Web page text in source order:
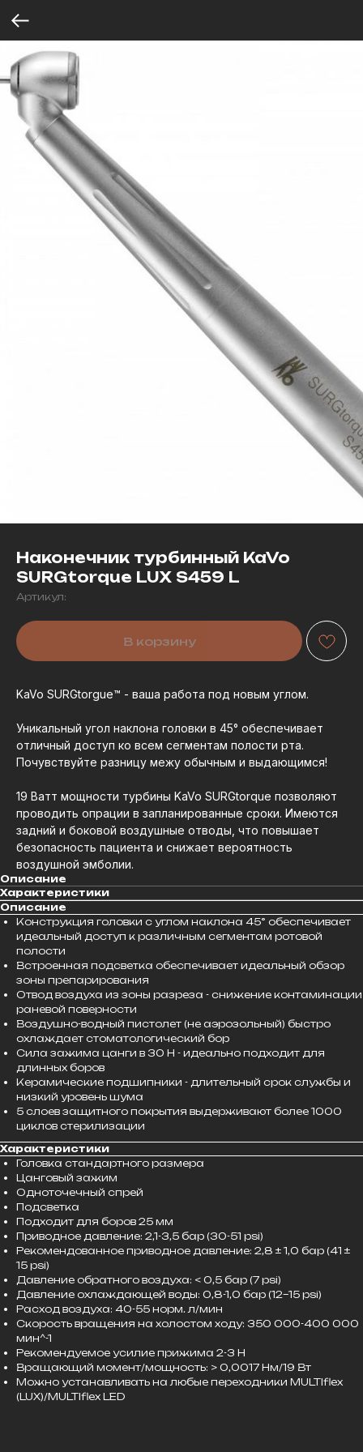
Наконечник турбинный KaVo
SURGtorque LUX S459 L
Артикул:
В корзину
KaVo SURGtorgue™ - ваша работа под новым углом.
Уникальный угол наклона головки в 45° обеспечивает
отличный доступ ко всем сегментам полости рта.
Почувствуйте разницу межу обычным и выдающимся!
19 Ватт мощности турбины KaVo SURGtorque позволяют
проводить опрации в запланированные сроки. Имеются
задний и боковой воздушные отводы, что повышает
безопасность пациента и снижает вероятность
воздушной эмболии.
Описание
Характеристики
Описание
Конструкция головки с углом наклона 45° обеспечивает
идеальный доступ к различным сегментам ротовой
полости
Встроенная подсветка обеспечивает идеальный обзор
зоны препарирования
Отвод воздуха из зоны разреза - снижение контаминации
раневой поверности
Воздушно-водный пистолет (не аэрозольный) быстро
охлаждает стоматологический бор
Сила зажима цанги в 30 Н - идеально подходит для
длинных боров
Керамические подшипники - длительный срок службы и
низкий уровень шума
5 слоев защитного покрытия выдерживают более 1000
циклов стерилизации
Характеристики
Головка стандартного размера
Цанговый зажим
Одноточечный спрей
Подсветка
Подходит для боров 25 мм
Приводное давление: 2,1-3,5 бар (30-51 psi)
Рекомендованное приводное давление: 2,8 ± 1,0 бар (41 ±
15 psi)
Давление обратного воздуха: < 0,5 бар (7 psi)
Давление охлаждающей воды: 0,8-1,0 бар (12–15 psi)
Расход воздуха: 40-55 норм. л/мин
Скорость вращения на холостом ходу: 350 000-400 000
мин^-1
Рекомендуемое усилие прижима 2-3 Н
Вращающий момент/мощность: > 0,0017 Нм/19 Вт
Можно устанавливать на любые переходники MULTIflex
(LUX)/MULTIflex LED